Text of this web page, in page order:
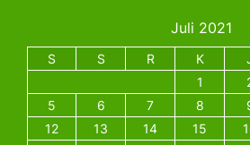
Juli 2021
S S R K
1
5
6 7 8
12
13 14 15